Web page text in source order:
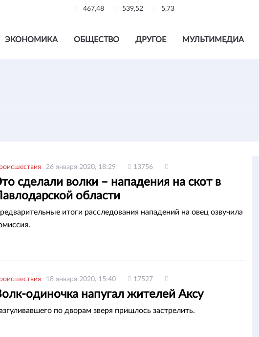
467,48 539,52 5,73
ЭКОНОМИКА ОБЩЕСТВО ДРУГОЕ МУЛЬТИМЕДИА
26 января 2020, 18:29 13756
сделали волки – нападения на скот в
области
итоги расследования нападений на овец озвучила
18 января 2020, 15:40 17527
одиночка напугал жителей Аксу
по дворам зверя пришлось застрелить.